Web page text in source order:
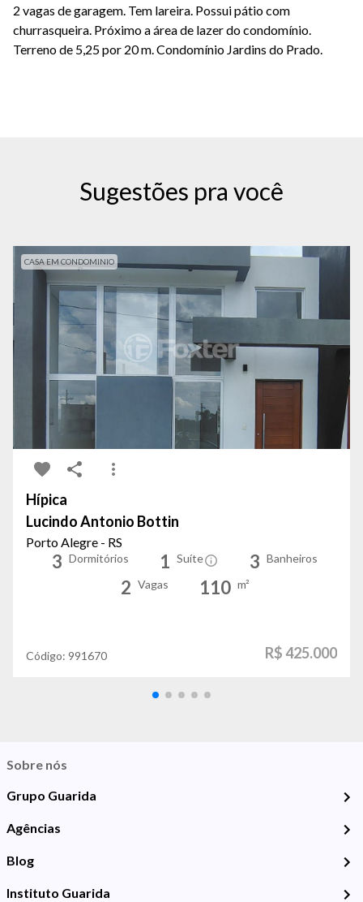
2 vagas de garagem. Tem lareira. Possui pátio com
churrasqueira. Próximo a área de lazer do condomínio.
Terreno de 5,25 por 20 m. Condomínio Jardins do Prado.
Sugestões pra você
CASA EM CONDOMINIO
Hípica
Lucindo Antonio Bottin
Porto Alegre - RS
3 Dormitórios 1 Suíte 3 Banheiros
2 Vagas 110 m²
Código: 991670 R$ 425.000
Sobre nós
Grupo Guarida
Agências
Blog
Instituto Guarida